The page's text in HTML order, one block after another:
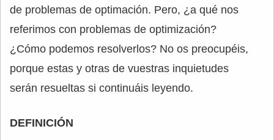
de problemas de optimación. Pero, ¿a qué nos
referimos con problemas de optimización?
¿Cómo podemos resolverlos? No os preocupéis,
porque estas y otras de vuestras inquietudes
serán resueltas si continuáis leyendo.
DEFINICIÓN